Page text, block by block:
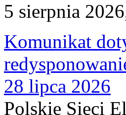
5 sierpnia
Komunikat
28 lipca 2026
Polskie Sieci